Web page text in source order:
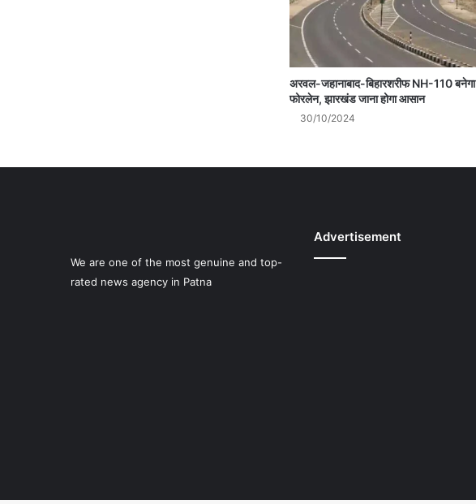
अरवल-जहानाबाद-बिहारशरीफ NH-110 बनेगा
फोरलेन, झारखंड जाना होगा आसान
30/10/2024
We are one of the most genuine and top-
rated news agency in Patna
Advertisement